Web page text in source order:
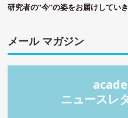
研究者の“今”の姿をお届けしていき
メール マガジン
ニュースレ